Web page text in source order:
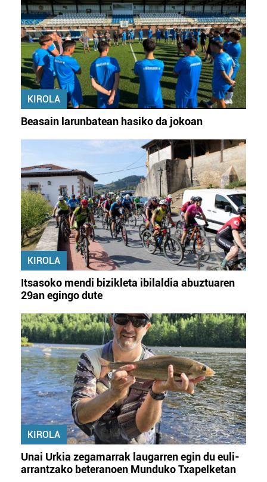
KIROLA
Beasain larunbatean hasiko da jokoan
KIROLA
Itsasoko mendi bizikleta ibilaldia abuztuaren
29an egingo dute
KIROLA
Unai Urkia zegamarrak laugarren egin du euli-
arrantzako beteranoen Munduko Txapelketan